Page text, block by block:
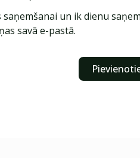
un ik dienu
savā e-pastā.